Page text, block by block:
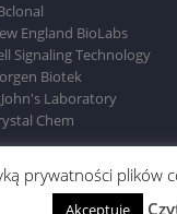
England BioLabs
Signaling Technology
Biotek
Laboratory
Chem
prywatności
Akceptuję